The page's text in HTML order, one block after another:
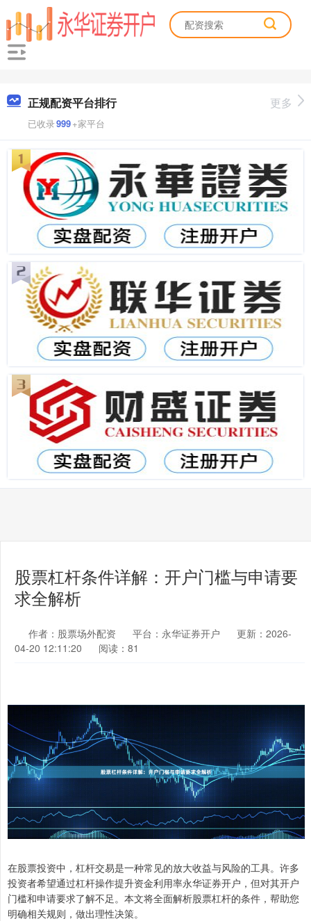
正规配资平台排行
已收录999+家平台
更多
股票杠杆条件详解：开户门槛与申请要
求全解析
作者：股票场外配资 平台：永华证券开户
更新：2026-
04-20 12:11:20
阅读：81
在股票投资中，杠杆交易是一种常见的放大收益与风险的工具。许多
投资者希望通过杠杆操作提升资金利用率永华证券开户，但对其开户
门槛和申请要求了解不足。本文将全面解析股票杠杆的条件，帮助您
明确相关规则，做出理性决策。